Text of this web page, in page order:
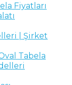
Fiyatları
| Şirket
Tabela